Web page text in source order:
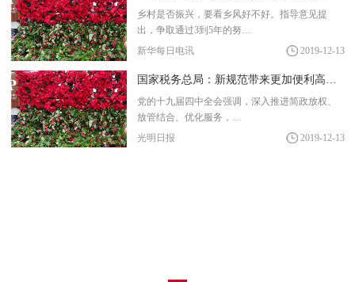
乡村是否振兴，要看乡风好不好。指导意见提
出，争取通过3到5年的努…
新华每日电讯
2019-12-13
党的十九届四中全会强调，深入推进简政放权、
放管结合、优化服务，…
光明日报
2019-12-13